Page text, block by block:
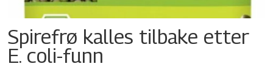
Spirefrø kalles tilbake etter
E. coli-funn